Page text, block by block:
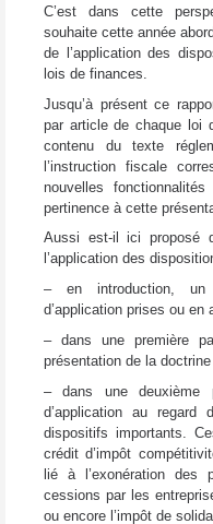
C’est dans cette
souhaite cette année
de l’application des
lois de finances.
Jusqu’à présent ce
par article de chaque loi
contenu du texte
l’instruction fiscale
nouvelles
pertinence à cette
Aussi est-il ici proposé
l’application des
– en introduction, un
d’application prises ou
– dans une première
présentation de la
– dans une deuxième
d’application au
dispositifs importants.
crédit d’impôt
lié à l’exonération des
cessions par les
ou encore l’impôt de